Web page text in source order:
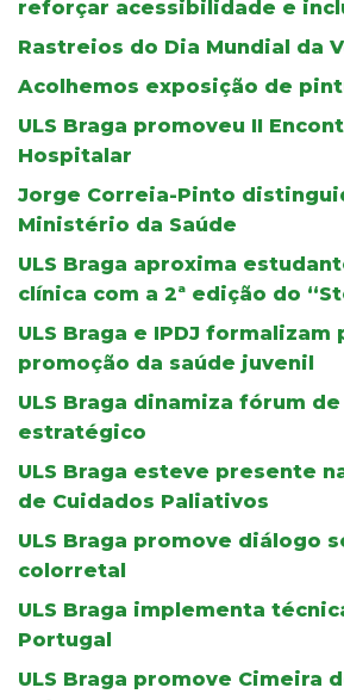
reforçar acessibilidade e
Rastreios do Dia Mundial da
Acolhemos exposição de
ULS Braga promoveu II
Hospitalar
Jorge Correia-Pinto
Ministério da Saúde
ULS Braga aproxima
clínica com a 2ª edição do
ULS Braga e IPDJ formalizam
promoção da saúde juvenil
ULS Braga dinamiza fórum
estratégico
ULS Braga esteve presente
de Cuidados Paliativos
ULS Braga promove diálogo
colorretal
ULS Braga implementa
Portugal
ULS Braga promove Cimeira